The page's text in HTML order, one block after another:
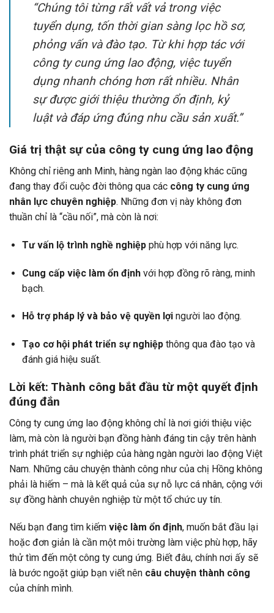
“Chúng tôi từng rất vất vả trong việc
tuyển dụng, tốn thời gian sàng lọc hồ sơ,
phỏng vấn và đào tạo. Từ khi hợp tác với
công ty cung ứng lao động, việc tuyển
dụng nhanh chóng hơn rất nhiều. Nhân
sự được giới thiệu thường ổn định, kỷ
luật và đáp ứng đúng nhu cầu sản xuất.”
Giá trị thật sự của công ty cung ứng lao động
Không chỉ riêng anh Minh, hàng ngàn lao động khác cũng
đang thay đổi cuộc đời thông qua các công ty cung ứng
nhân lực chuyên nghiệp. Những đơn vị này không đơn
thuần chỉ là “cầu nối”, mà còn là nơi:
Tư vấn lộ trình nghề nghiệpphù hợp với năng lực.
Cung cấp việc làm ổn địnhvới hợp đồng rõ ràng, minh
bạch.
Hỗ trợ pháp lý và bảo vệ quyền lợingười lao động.
Tạo cơ hội phát triển sự nghiệpthông qua đào tạo và
đánh giá hiệu suất.
Lời kết: Thành công bắt đầu từ một quyết định
đúng đắn
Công ty cung ứng lao động không chỉ là nơi giới thiệu việc
làm, mà còn là người bạn đồng hành đáng tin cậy trên hành
trình phát triển sự nghiệp của hàng ngàn người lao động Việt
Nam. Những câu chuyện thành công như của chị Hồng không
phải là hiếm – mà là kết quả của sự nỗ lực cá nhân, cộng với
sự đồng hành chuyên nghiệp từ một tổ chức uy tín.
Nếu bạn đang tìm kiếm việc làm ổn định, muốn bắt đầu lại
hoặc đơn giản là cần một môi trường làm việc phù hợp, hãy
thử tìm đến một công ty cung ứng. Biết đâu, chính nơi ấy sẽ
là bước ngoặt giúp bạn viết nên câu chuyện thành công
của chính mình.